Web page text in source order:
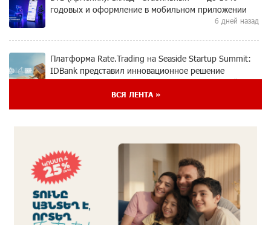
годовых и оформление в мобильном приложении
6 дней назад
Платформа Rate.Trading на Seaside Startup Summit:
IDBank представил инновационное решение
6 дней назад
8 дней назад
Пашинян ты упустил свой шанс уйти спокойно.
Аршак Карапетян
8 дней назад
ВСЯ ЛЕНТА »